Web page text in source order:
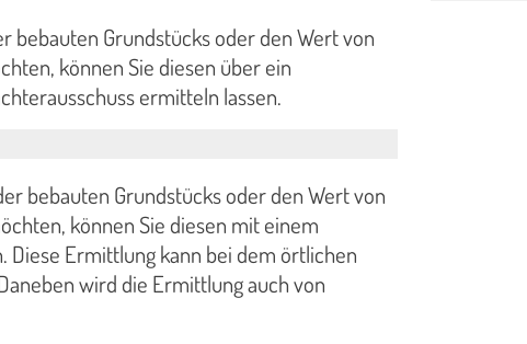
bebauten Grundstücks oder den Wert von
können Sie diesen über ein
ermitteln lassen.
bebauten Grundstücks oder den Wert von
können Sie diesen mit einem
Ermittlung kann bei dem örtlichen
wird die Ermittlung auch von